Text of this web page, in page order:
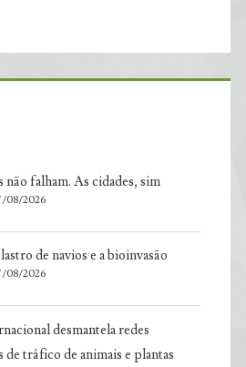
não falham. As cidades, sim
08/2026
de navios e a bioinvasão
08/2026
desmantela redes
de tráfico de animais e plantas